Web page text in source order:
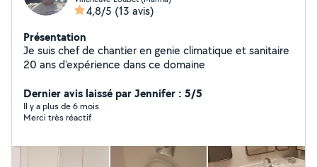
4,8/5 (13 avis)
Présentation
Je suis chef de chantier en genie climatique et sanitaire
20 ans d'expérience dans ce domaine
Dernier avis laissé par Jennifer : 5/5
Il y a plus de 6 mois
Merci très réactif